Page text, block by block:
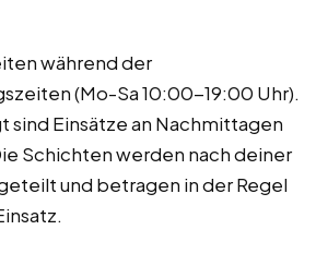
während der
(Mo-Sa 10:00-19:00 Uhr).
sind Einsätze an Nachmittagen
Schichten werden nach deiner
und betragen in der Regel